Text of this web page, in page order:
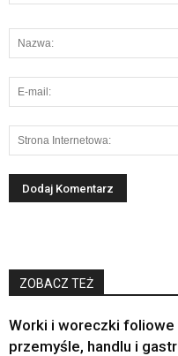
ZOBACZ TEŻ
Worki i woreczki
przemyśle, handlu i